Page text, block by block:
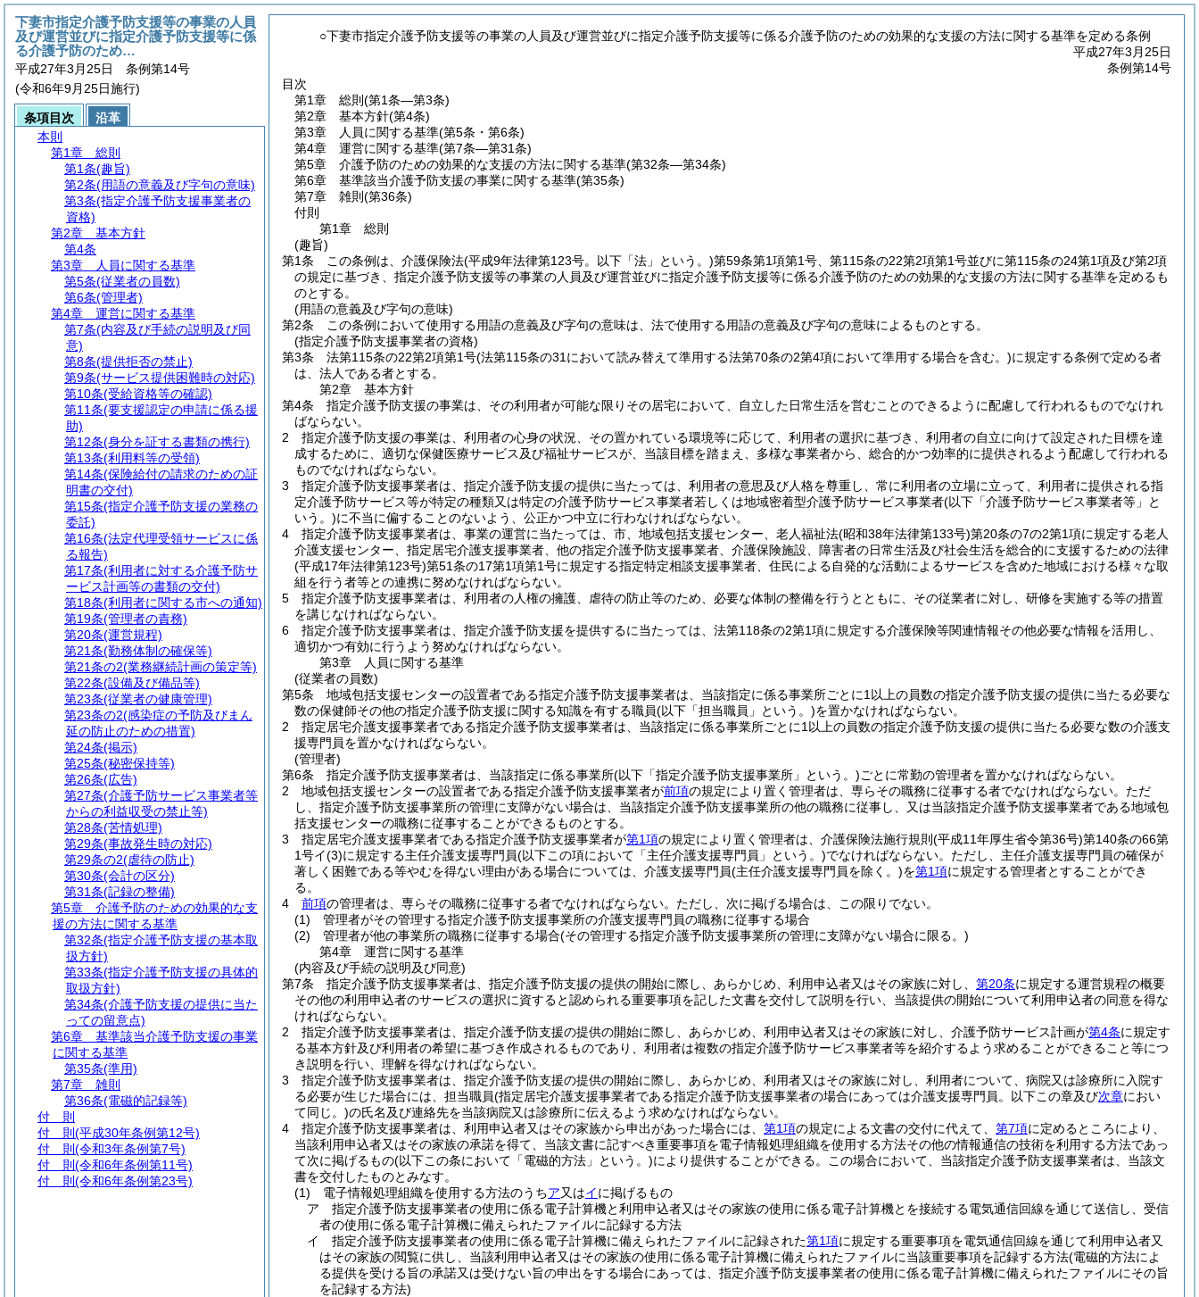
○下妻市指定介護予防支援等の事業の人員及び運営並びに指定介護予防支援等に係る介護予防のための効果的な支援の方法に関する基準を定める条例
平成27年3月25日
条例第14号
目次
第1章
総則 (第1条―第3条)
第2章
基本方針(第4条)
第3章
人員に関する基準(第5条・第6条)
第4章
運営に関する基準(第7条―第31条)
第5章
介護予防のための効果的な支援の方法に関する基準(第32条―第34条)
第6章
基準該当介護予防支援の事業に関する基準(第35条)
第7章
雑則 (第36条)
付則
第1章
総則
(趣旨)
第1条
この条例は、介護保険法(平成9年法律第123号。以下「法」という。)第59条第1項第1号、第115条の22第2項第1号並びに第115条の24第1項及び第2項
の規定に基づき、指定介護予防支援等の事業の人員及び運営並びに指定介護予防支援等に係る介護予防のための効果的な支援の方法に関する基準を定めるも
のとする。
(用語の意義及び字句の意味)
第2条
この条例において使用する用語の意義及び字句の意味は、法で使用する用語の意義及び字句の意味によるものとする。
(指定介護予防支援事業者の資格)
第3条
法第115条の22第2項第1号(法第115条の31において読み替えて準用する法第70条の2第4項において準用する場合を含む。)に規定する条例で定める者
は、法人である者とする。
第2章
基本方針
第4条
指定介護予防支援の事業は、その利用者が可能な限りその居宅において、自立した日常生活を営むことのできるように配慮して行われるものでなけれ
ばならない。
2
指定介護予防支援の事業は、利用者の心身の状況、その置かれている環境等に応じて、利用者の選択に基づき、利用者の自立に向けて設定された目標を達
成するために、適切な保健医療サービス及び福祉サービスが、当該目標を踏まえ、多様な事業者から、総合的かつ効率的に提供されるよう配慮して行われる
ものでなければならない。
3
指定介護予防支援事業者は、指定介護予防支援の提供に当たっては、利用者の意思及び人格を尊重し、常に利用者の立場に立って、利用者に提供される指
定介護予防サービス等が特定の種類又は特定の介護予防サービス事業者若しくは地域密着型介護予防サービス事業者(以下「介護予防サービス事業者等」と
いう。)に不当に偏することのないよう、公正かつ中立に行わなければならない。
4
指定介護予防支援事業者は、事業の運営に当たっては、市、地域包括支援センター、老人福祉法(昭和38年法律第133号)第20条の7の2第1項に規定する老人
介護支援センター、指定居宅介護支援事業者、他の指定介護予防支援事業者、介護保険施設、障害者の日常生活及び社会生活を総合的に支援するための法律
(平成17年法律第123号)第51条の17第1項第1号に規定する指定特定相談支援事業者、住民による自発的な活動によるサービスを含めた地域における様々な取
組を行う者等との連携に努めなければならない。
5
指定介護予防支援事業者は、利用者の人権の擁護、虐待の防止等のため、必要な体制の整備を行うとともに、その従業者に対し、研修を実施する等の措置
を講じなければならない。
6
指定介護予防支援事業者は、指定介護予防支援を提供するに当たっては、法第118条の2第1項に規定する介護保険等関連情報その他必要な情報を活用し、
適切かつ有効に行うよう努めなければならない。
第3章
人員に関する基準
(従業者の員数)
第5条
地域包括支援センターの設置者である指定介護予防支援事業者は、当該指定に係る事業所ごとに1以上の員数の指定介護予防支援の提供に当たる必要な
数の保健師その他の指定介護予防支援に関する知識を有する職員(以下「担当職員」という。)を置かなければならない。
2
指定居宅介護支援事業者である指定介護予防支援事業者は、当該指定に係る事業所ごとに1以上の員数の指定介護予防支援の提供に当たる必要な数の介護支
援専門員を置かなければならない。
(管理者)
第6条
指定介護予防支援事業者は、当該指定に係る事業所(以下「指定介護予防支援事業所」という。)ごとに常勤の管理者を置かなければならない。
2
地域包括支援センターの設置者である指定介護予防支援事業者が前項の規定により置く管理者は、専らその職務に従事する者でなければならない。 ただ
し、指定介護予防支援事業所の管理に支障がない場合は、当該指定介護予防支援事業所の他の職務に従事し、又は当該指定介護予防支援事業者である地域包
括支援センターの職務に従事することができるものとする。
3
指定居宅介護支援事業者である指定介護予防支援事業者が第1項の規定により置く管理者は、介護保険法施行規則 (平成11年厚生省令第36号)第140条の66第
1号イ(3)に規定する主任介護支援専門員(以下この項において「主任介護支援専門員」という。)でなければならない。 ただし、主任介護支援専門員の確保が
著しく困難である等やむを得ない理由がある場合については、介護支援専門員(主任介護支援専門員を除く。)を第1項に規定する管理者とすることができ
る。
4
前項の管理者は、専らその職務に従事する者でなければならない。 ただし、次に掲げる場合は、この限りでない。
(1)
管理者がその管理する指定介護予防支援事業所の介護支援専門員の職務に従事する場合
(2)
管理者が他の事業所の職務に従事する場合(その管理する指定介護予防支援事業所の管理に支障がない場合に限る。)
第4章
運営に関する基準
(内容及び手続の説明及び同意)
第7条
指定介護予防支援事業者は、指定介護予防支援の提供の開始に際し、あらかじめ、利用申込者又はその家族に対し、 第20条に規定する運営規程の概要
その他の利用申込者のサービスの選択に資すると認められる重要事項を記した文書を交付して説明を行い、当該提供の開始について利用申込者の同意を得な
ければならない。
2
指定介護予防支援事業者は、指定介護予防支援の提供の開始に際し、あらかじめ、利用申込者又はその家族に対し、介護予防サービス計画が第4条に規定す
る基本方針及び利用者の希望に基づき作成されるものであり、利用者は複数の指定介護予防サービス事業者等を紹介するよう求めることができること等につ
き説明を行い、理解を得なければならない。
3
指定介護予防支援事業者は、指定介護予防支援の提供の開始に際し、あらかじめ、利用者又はその家族に対し、利用者について、病院又は診療所に入院す
る必要が生じた場合には、担当職員(指定居宅介護支援事業者である指定介護予防支援事業者の場合にあっては介護支援専門員。以下この章及び次章におい
て同じ。)の氏名及び連絡先を当該病院又は診療所に伝えるよう求めなければならない。
4
指定介護予防支援事業者は、利用申込者又はその家族から申出があった場合には、 第1項の規定による文書の交付に代えて、 第7項に定めるところにより、
当該利用申込者又はその家族の承諾を得て、当該文書に記すべき重要事項を電子情報処理組織を使用する方法その他の情報通信の技術を利用する方法であっ
て次に掲げるもの(以下この条において「電磁的方法」という。)により提供することができる。
この場合において、当該指定介護予防支援事業者は、当該文
書を交付したものとみなす。
(1)
電子情報処理組織を使用する方法のうちア又はイに掲げるもの
ア
指定介護予防支援事業者の使用に係る電子計算機と利用申込者又はその家族の使用に係る電子計算機とを接続する電気通信回線を通じて送信し、受信
者の使用に係る電子計算機に備えられたファイルに記録する方法
イ
指定介護予防支援事業者の使用に係る電子計算機に備えられたファイルに記録された第1項に規定する重要事項を電気通信回線を通じて利用申込者又
はその家族の閲覧に供し、当該利用申込者又はその家族の使用に係る電子計算機に備えられたファイルに当該重要事項を記録する方法(電磁的方法によ
る提供を受ける旨の承諾又は受けない旨の申出をする場合にあっては、指定介護予防支援事業者の使用に係る電子計算機に備えられたファイルにその旨
を記録する方法)
下妻市指定介護予防支援等の事業の人員
及び運営並びに指定介護予防支援等に係
る介護予防のため…
平成27年3月25日 条例第14号
(令和6年9月25日施行)
条項目次
沿革
本則
第1章
総則
第1条(趣旨)
第2条(用語の意義及び字句の意味)
第3条(指定介護予防支援事業者の
資格)
第2章
基本方針
第4条
第3章
人員に関する基準
第5条(従業者の員数)
第6条(管理者)
第4章
運営に関する基準
第7条(内容及び手続の説明及び同
意)
第8条(提供拒否の禁止)
第9条(サービス提供困難時の対応)
第10条(受給資格等の確認)
第11条(要支援認定の申請に係る援
助)
第12条(身分を証する書類の携行)
第13条(利用料等の受領)
第14条(保険給付の請求のための証
明書の交付)
第15条(指定介護予防支援の業務の
委託)
第16条(法定代理受領サービスに係
る報告)
第17条(利用者に対する介護予防サ
ービス計画等の書類の交付)
第18条(利用者に関する市への通知)
第19条(管理者の責務)
第20条(運営規程)
第21条(勤務体制の確保等)
第21条の2(業務継続計画の策定等)
第22条(設備及び備品等)
第23条(従業者の健康管理)
第23条の2(感染症の予防及びまん
延の防止のための措置)
第24条(掲示)
第25条(秘密保持等)
第26条(広告)
第27条(介護予防サービス事業者等
からの利益収受の禁止等)
第28条(苦情処理)
第29条(事故発生時の対応)
第29条の2(虐待の防止)
第30条(会計の区分)
第31条(記録の整備)
第5章
介護予防のための効果的な支
援の方法に関する基準
第32条(指定介護予防支援の基本取
扱方針)
第33条(指定介護予防支援の具体的
取扱方針)
第34条(介護予防支援の提供に当た
っての留意点)
第6章
基準該当介護予防支援の事業
に関する基準
第35条(準用)
第7章
雑則
第36条(電磁的記録等)
付 則
付 則 (平成30年条例第12号)
付 則 (令和3年条例第7号)
付 則 (令和6年条例第11号)
付 則 (令和6年条例第23号)